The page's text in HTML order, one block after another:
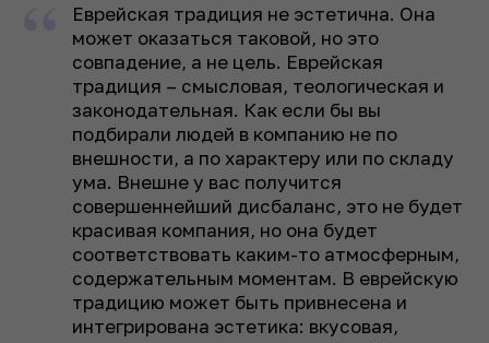
Еврейская традиция не эстетична. Она
может оказаться таковой, но это
совпадение, а не цель. Еврейская
традиция – смысловая, теологическая и
законодательная. Как если бы вы
подбирали людей в компанию не по
внешности, а по характеру или по складу
ума. Внешне у вас получится
совершеннейший дисбаланс, это не будет
красивая компания, но она будет
соответствовать каким-то атмосферным,
содержательным моментам. В еврейскую
традицию может быть привнесена и
интегрирована эстетика: вкусовая,